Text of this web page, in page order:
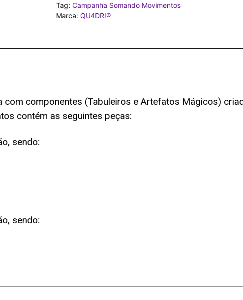
Tag:Campanha Somando Movimentos
Marca:QU4DRI®
com componentes (Tabuleiros e Artefatos Mágicos)
contém as seguintes peças:
sendo:
sendo: